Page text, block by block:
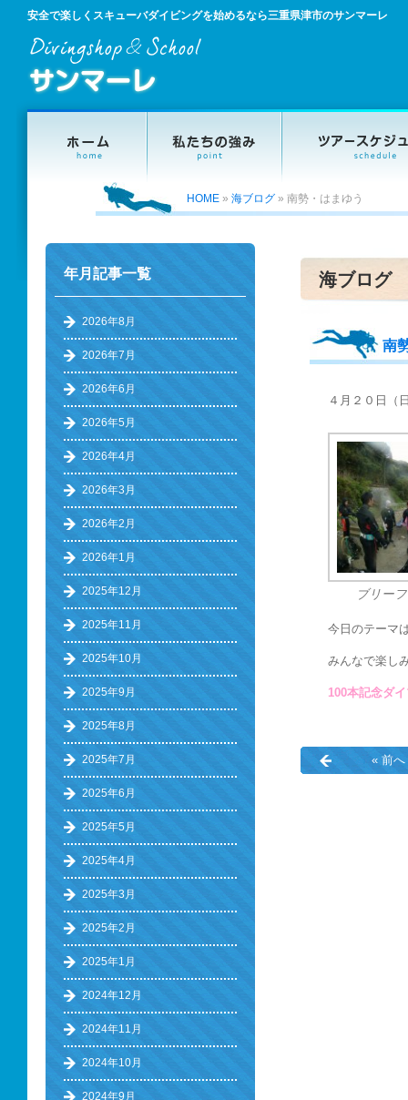
安全で楽しくスキューバダイビングを始めるなら三重県津市のサンマーレ
HOME » 海ブログ » 南勢・はまゆう
海ブログ
南
４月２０日（
ブリー
今日のテーマ
みんなで楽し
100本記念ダ
« 前へ
年月記事一覧
2026年8月
2026年7月
2026年6月
2026年5月
2026年4月
2026年3月
2026年2月
2026年1月
2025年12月
2025年11月
2025年10月
2025年9月
2025年8月
2025年7月
2025年6月
2025年5月
2025年4月
2025年3月
2025年2月
2025年1月
2024年12月
2024年11月
2024年10月
2024年9月